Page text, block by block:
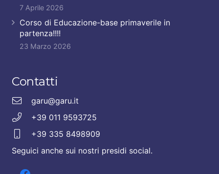
7 Aprile 2026
Corso di Educazione-base primaverile in
partenza!!!!
23 Marzo 2026
Contatti
garu@garu.it
+39 011 9593725
+39 335 8498909
Seguici anche sui nostri presidi social.